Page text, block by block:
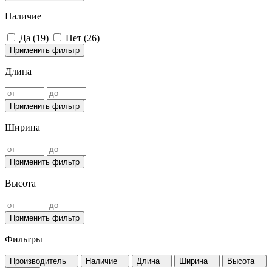
Наличие
Да (19) Нет (26)
Применить фильтр
Длина
Применить фильтр
Ширина
Применить фильтр
Высота
Применить фильтр
Фильтры
Производитель Наличие Длина Ширина
Высота